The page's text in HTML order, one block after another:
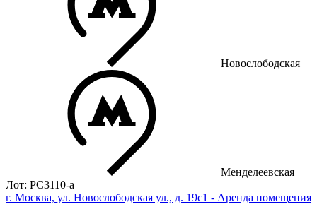
Новослободская
Менделеевская
Лот: РС3110-a
г. Москва, ул. Новослободская ул., д. 19с1 - Аренда помещения